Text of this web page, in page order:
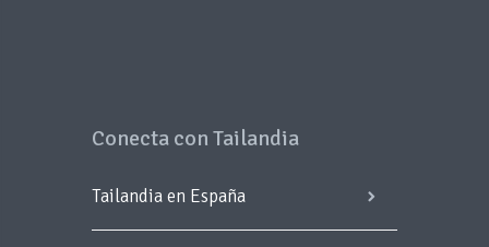
Conecta con Tailandia
Tailandia en España